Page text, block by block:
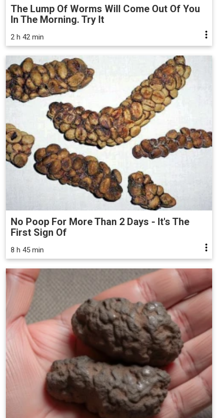
The Lump Of Worms Will Come Out Of You
In The Morning. Try It
2 h 42 min
No Poop For More Than 2 Days - It's The
First Sign Of
8 h 45 min